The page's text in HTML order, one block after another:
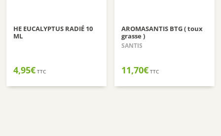
HE EUCALYPTUS RADIÉ 10
ML
4,95€ TTC
AROMASANTIS BTG ( toux
grasse )
SANTIS
11,70€ TTC